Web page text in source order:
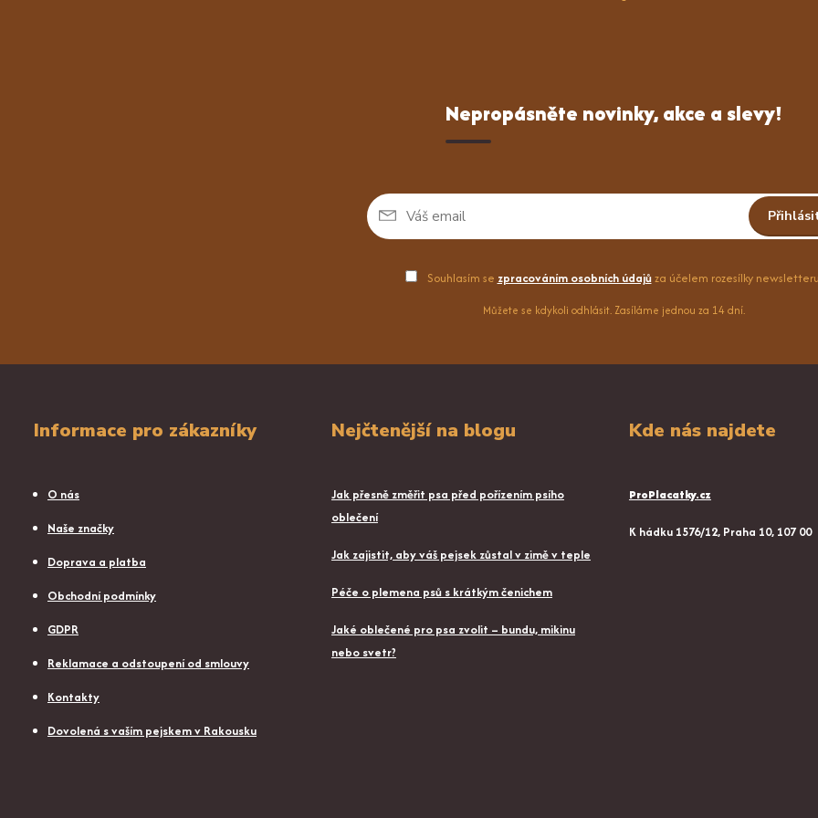
Nepropásněte novinky, akce a slevy!
Souhlasím se zpracováním osobních údajůza účelem rozesílky
Můžete se kdykoli odhlásit. Zasíláme jednou za 14 dní.
Informace pro zákazníky
O nás
Naše značky
Doprava a platba
Obchodní podmínky
GDPR
Reklamace a odstoupení od smlouvy
Kontakty
Dovolená s vaším pejskem v Rakousku
Nejčtenější na blogu
Jak přesně změřit psa před pořízením psího
oblečení
Jak zajistit, aby váš pejsek zůstal v zimě v teple
Péče o plemena psů s krátkým čenichem
Jaké oblečené pro psa zvolit – bundu, mikinu
nebo svetr?
Kde nás najdete
ProPlacatky.cz
K hádku 1576/12, Praha 10, 107 00